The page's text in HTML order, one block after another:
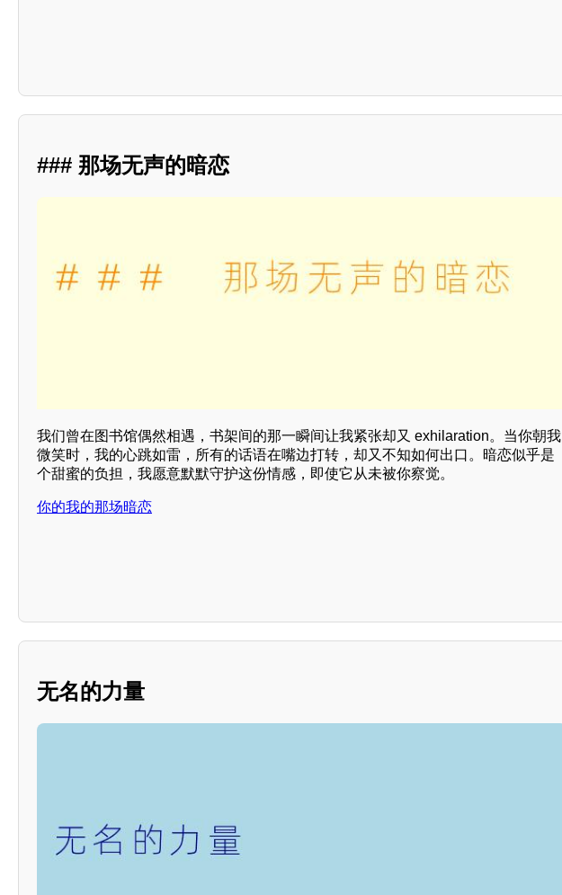
### 那场无声的暗恋
我们曾在图书馆偶然相遇，书架间的那一瞬间让我紧张却又 exhilaration。当你朝我
微笑时，我的心跳如雷，所有的话语在嘴边打转，却又不知如何出口。暗恋似乎是
个甜蜜的负担，我愿意默默守护这份情感，即使它从未被你察觉。
你的我的那场暗恋
无名的力量